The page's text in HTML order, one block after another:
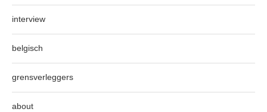
interview
belgisch
grensverleggers
about